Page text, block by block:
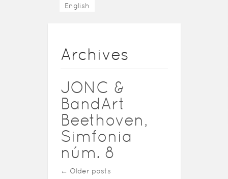
English
Archives
JONC &
BandArt
Beethoven,
Simfonia
núm. 8
Posts
← Older posts